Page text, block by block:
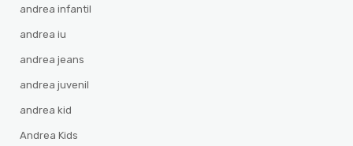
andrea infantil
andrea iu
andrea jeans
andrea juvenil
andrea kid
Andrea Kids